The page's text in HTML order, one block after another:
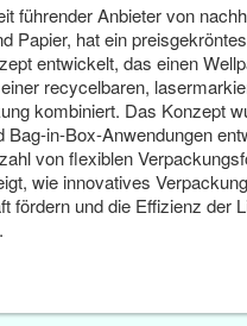
führender Anbieter von
Papier, hat ein preisgekröntes
entwickelt, das einen
recycelbaren,
kombiniert. Das Konzept
Bag-in-Box-Anwendungen
von flexiblen
wie innovatives
fördern und die Effizienz der